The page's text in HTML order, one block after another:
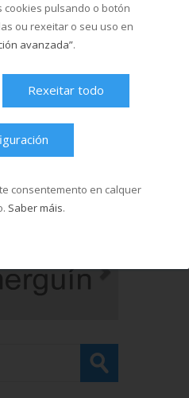
cookies pulsando o botón
ou rexeitar o seu uso en
avanzada”.
Rexeitar todo
consentemento en calquer
Saber máis.